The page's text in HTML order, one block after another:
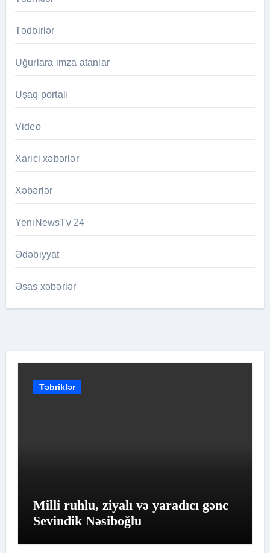
Tədbirlər
Uğurlara imza atanlar
Uşaq portalı
Video
Xarici xəbərlər
Xəbərlər
YeniNewsTv 24
Ədəbiyyat
Əsas xəbərlər
Təbriklər
Milli ruhlu, ziyalı və yaradıcı gənc
Sevindik Nəsiboğlu